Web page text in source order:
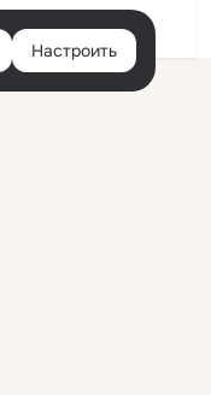
Настроить